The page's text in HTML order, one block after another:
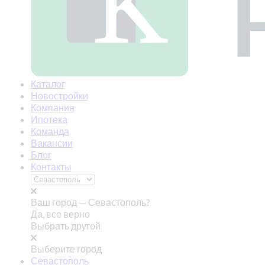
Каталог
Новостройки
Компания
Ипотека
Команда
Вакансии
Блог
Контакты
Ваш город — Севастополь?
Да, все верно
Выбрать другой
Выберите город
Севастополь